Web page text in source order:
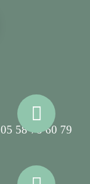
05 58 78 60 79